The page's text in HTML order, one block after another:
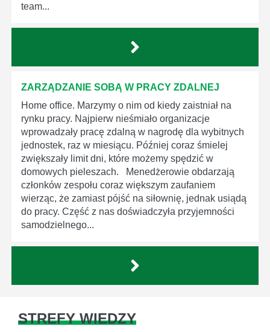
team...
ZARZĄDZANIE SOBĄ W PRACY ZDALNEJ
Home office. Marzymy o nim od kiedy zaistniał na
rynku pracy. Najpierw nieśmiało organizacje
wprowadzały pracę zdalną w nagrodę dla wybitnych
jednostek, raz w miesiącu. Później coraz śmielej
zwiększały limit dni, które możemy spędzić w
domowych pieleszach. Menedżerowie obdarzają
członków zespołu coraz większym zaufaniem
wierząc, że zamiast pójść na siłownię, jednak usiądą
do pracy. Część z nas doświadczyła przyjemności
samodzielnego...
STREFY WIEDZY